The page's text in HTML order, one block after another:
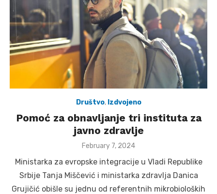
Društvo, Izdvojeno
Pomoć za obnavljanje tri instituta za
javno zdravlje
Posted
February 7, 2024
Ministarka za evropske integracije u Vladi Republike
Srbije Tanja Miščević i ministarka zdravlja Danica
Grujičić obišle su jednu od referentnih mikrobioloških